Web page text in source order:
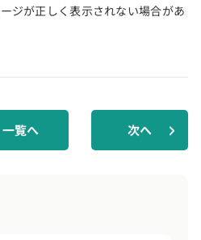
ジが正しく表示されない場合があ
一覧へ 次へ